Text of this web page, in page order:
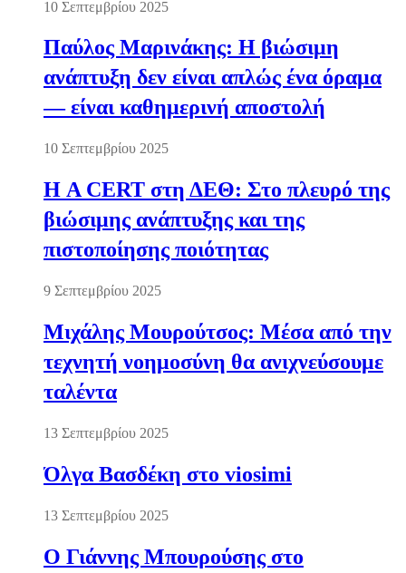
10 Σεπτεμβρίου 2025
Παύλος Μαρινάκης: Η βιώσιμη
ανάπτυξη δεν είναι απλώς ένα όραμα
— είναι καθημερινή αποστολή
10 Σεπτεμβρίου 2025
Η A CERT στη ΔΕΘ: Στο πλευρό της
βιώσιμης ανάπτυξης και της
πιστοποίησης ποιότητας
9 Σεπτεμβρίου 2025
Μιχάλης Μουρούτσος: Μέσα από την
τεχνητή νοημοσύνη θα ανιχνεύσουμε
ταλέντα
13 Σεπτεμβρίου 2025
Όλγα Βασδέκη στο viosimi
13 Σεπτεμβρίου 2025
Ο Γιάννης Μπουρούσης στο